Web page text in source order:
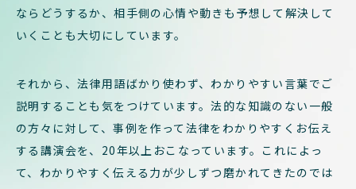
ならどうするか、相手側の心情や動きも予想して解決して
いくことも大切にしています。
それから、法律用語ばかり使わず、わかりやすい言葉でご
説明することも気をつけています。法的な知識のない一般
の方々に対して、事例を作って法律をわかりやすくお伝え
する講演会を、20年以上おこなっています。これによっ
て、わかりやすく伝える力が少しずつ磨かれてきたのでは